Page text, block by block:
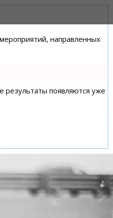
направленных
результаты появляются уже